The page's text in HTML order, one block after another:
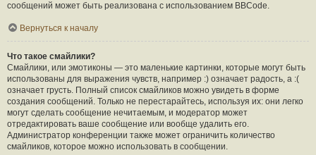
сообщений может быть реализована с использованием BBCode.
Вернуться к началу
Что такое смайлики?
Смайлики, или эмотиконы — это маленькие картинки, которые могут быть
использованы для выражения чувств, например :) означает радость, а :(
означает грусть. Полный список смайликов можно увидеть в форме
создания сообщений. Только не перестарайтесь, используя их: они легко
могут сделать сообщение нечитаемым, и модератор может
отредактировать ваше сообщение или вообще удалить его.
Администратор конференции также может ограничить количество
смайликов, которое можно использовать в сообщении.